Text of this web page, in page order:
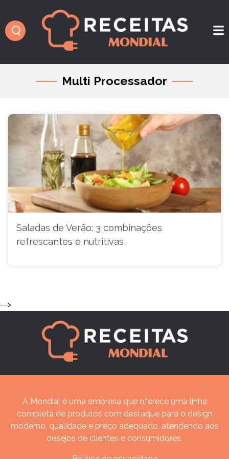
Multi Processador
Saladas de Verão: 3 combinações
refrescantes e nutritivas
-->
A Mondial é uma empresa que oferece uma linha
completa de produtos com destaque para o design
moderno, qualidade e preço adequado, atendendo aos
desejos de clientes e consumidores.